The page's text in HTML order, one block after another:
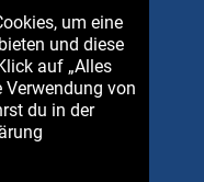
um eine
und diese
auf „Alles
Verwendung von
du in der